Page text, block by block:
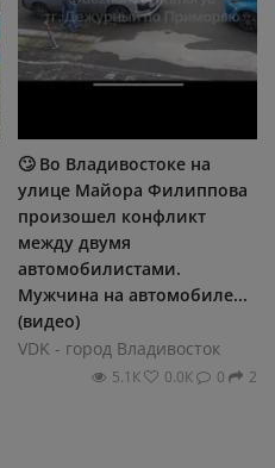
🙄 Во Владивостоке на
улице Майора Филиппова
произошел конфликт
между двумя
автомобилистами.
Мужчина на автомобиле...
(видео)
VDK - город Владивосток
5.1К 0.0К 0 2